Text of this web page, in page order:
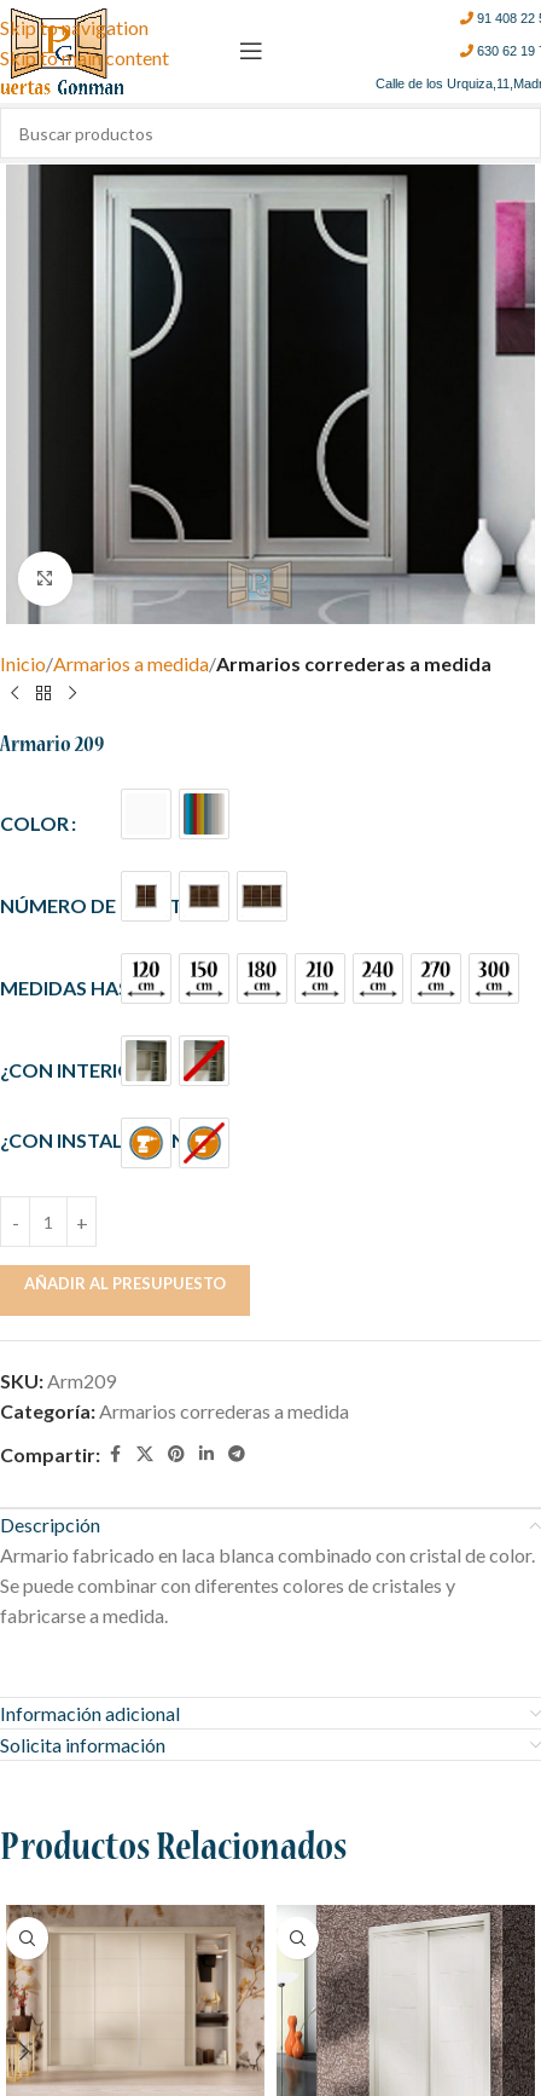
Skip to navigation
Skip to main content
91 408 22
630 62 19
Calle de los
Clic para ampliar
Inicio Armarios a medida Armarios correderas a medida
Armario 209
COLOR
NÚMERO DE PUERTAS
MEDIDAS HASTA
¿CON INTERIOR?
¿CON INSTALACIÓN?
AÑADIR AL PRESUPUESTO
SKU:Arm209
Categoría:Armarios correderas a medida
Compartir:
Descripción
Armario fabricado en laca blanca combinado con cristal de color.
Se puede combinar con diferentes colores de cristales y
fabricarse a medida.
Información adicional
Solicita información
Productos Relacionados